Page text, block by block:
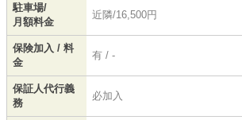
駐車場/
月額料金
近隣/16,500円
保険加入 / 料
金
有 / -
保証人代行義
務
必加入